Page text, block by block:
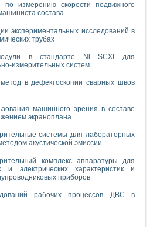
по измерению скорости подвижного
состава
экспериментальных исследований в
трубах
в стандарте Nl SCXI для
измерительных систем
метод в дефектоскопии сварных швов
машинного зрения в составе
экраноплана
системы для лабораторных
акустической эмиссии
комплекс аппаратуры для
и электрических характеристик и
приборов
рабочих процессов ДВС в